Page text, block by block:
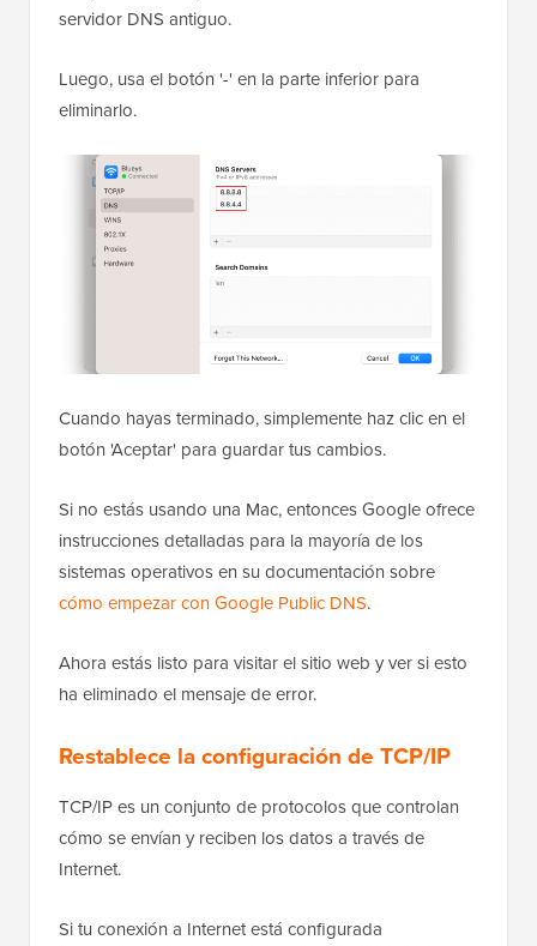
servidor DNS antiguo.
Luego, usa el botón '-' en la parte inferior para
eliminarlo.
Cuando hayas terminado, simplemente haz clic en el
botón 'Aceptar' para guardar tus cambios.
Si no estás usando una Mac, entonces Google ofrece
instrucciones detalladas para la mayoría de los
sistemas operativos en su documentación sobre
cómo empezar con Google Public DNS.
Ahora estás listo para visitar el sitio web y ver si esto
ha eliminado el mensaje de error.
Restablece la configuración de TCP/IP
TCP/IP es un conjunto de protocolos que controlan
cómo se envían y reciben los datos a través de
Internet.
Si tu conexión a Internet está configurada